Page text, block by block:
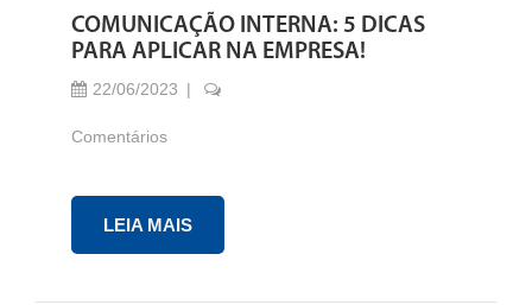
COMUNICAÇÃO INTERNA: 5 DICAS
PARA APLICAR NA EMPRESA!
22/06/2023
Comentários
LEIA MAIS